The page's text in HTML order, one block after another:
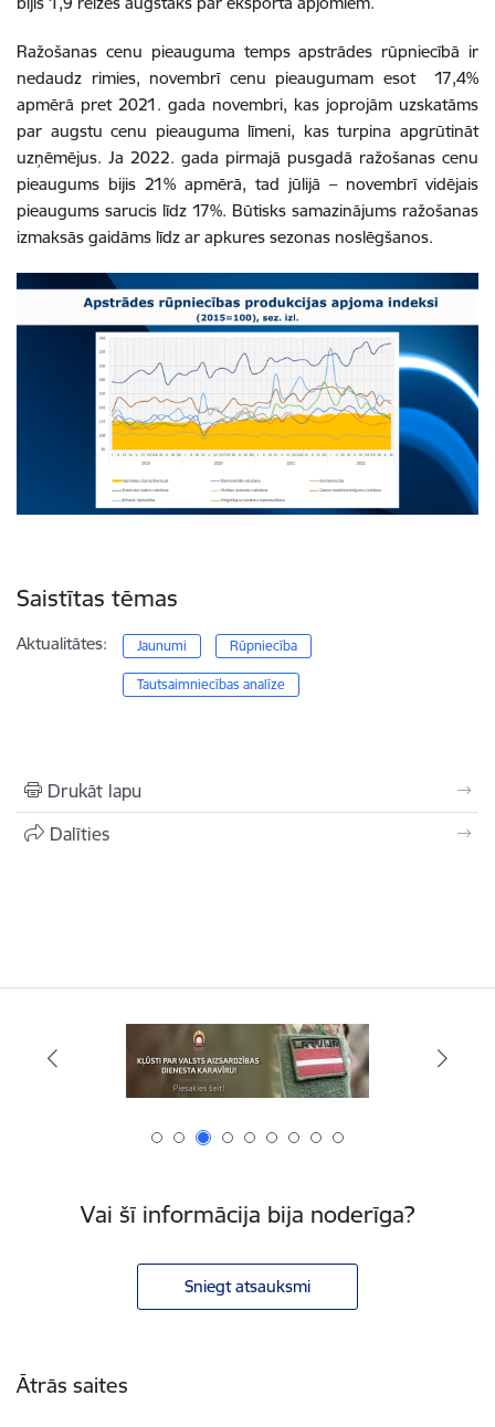
Ražošanas cenu pieauguma temps apstrādes rūpniecībā ir
nedaudz rimies, novembrī cenu pieaugumam esot 17,4%
apmērā pret 2021. gada novembri, kas joprojām uzskatāms
par augstu cenu pieauguma līmeni, kas turpina apgrūtināt
uzņēmējus. Ja 2022. gada pirmajā pusgadā ražošanas cenu
pieaugums bijis 21% apmērā, tad jūlijā – novembrī vidējais
pieaugums sarucis līdz 17%. Būtisks samazinājums ražošanas
izmaksās gaidāms līdz ar apkures sezonas noslēgšanos.
Saistītas tēmas
Aktualitātes: Jaunumi Rūpniecība
Tautsaimniecības analīze
Drukāt lapu
Dalīties
Vai šī informācija bija noderīga?
Sniegt atsauksmi
Ātrās saites